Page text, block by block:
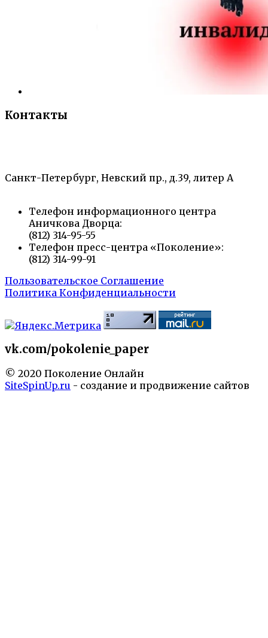
Контакты
Санкт-Петербург, Невский пр., д.39, литер А
Телефон информационного центра
Аничкова Дворца:
(812) 314-95-55
Телефон пресс-центра «Поколение»:
(812) 314-99-91
Пользовательское Соглашение
Политика Конфиденциальности
vk.com/pokolenie_paper
© 2020 Поколение Онлайн
SiteSpinUp.ru - создание и продвижение сайтов